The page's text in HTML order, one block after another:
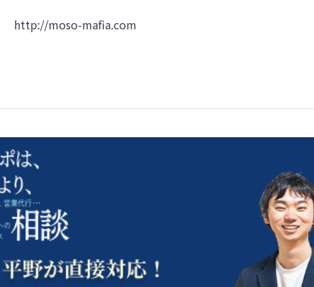
http://moso-mafia.com